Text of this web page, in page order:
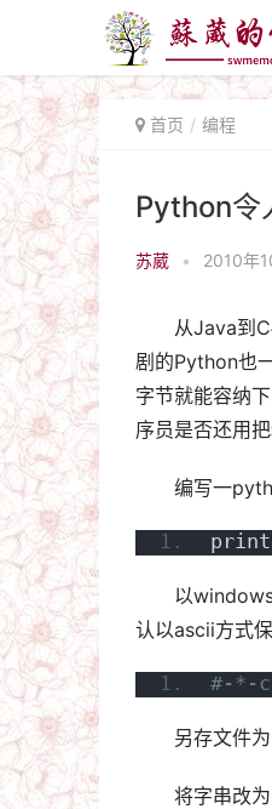
首页 编程
Python令
苏葳 • 2010年
从Java到
剧的Python也
字节就能容纳
序员是否还用
编写一
print
以
认以ascii方式
#-*-
另存文件
将字串改为